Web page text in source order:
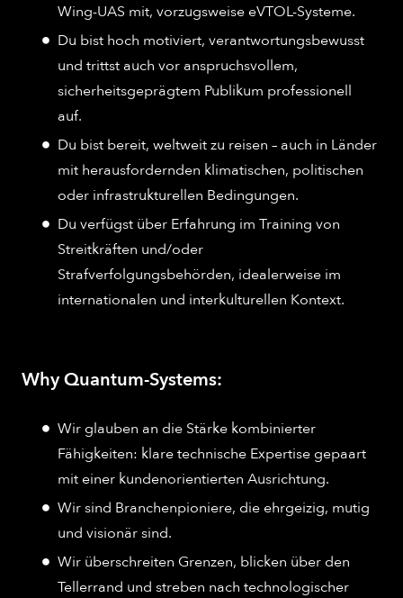
Wing-UAS mit, vorzugsweise eVTOL-Systeme.
Du bist hoch motiviert, verantwortungsbewusst
und trittst auch vor anspruchsvollem,
sicherheitsgeprägtem Publikum professionell
auf.
Du bist bereit, weltweit zu reisen – auch in Länder
mit herausfordernden klimatischen, politischen
oder infrastrukturellen Bedingungen.
Du verfügst über Erfahrung im Training von
Streitkräften und/oder
Strafverfolgungsbehörden, idealerweise im
internationalen und interkulturellen Kontext.
Why Quantum-Systems:
Wir glauben an die Stärke kombinierter
Fähigkeiten: klare technische Expertise gepaart
mit einer kundenorientierten Ausrichtung.
Wir sind Branchenpioniere, die ehrgeizig, mutig
und visionär sind.
Wir überschreiten Grenzen, blicken über den
Tellerrand und streben nach technologischer